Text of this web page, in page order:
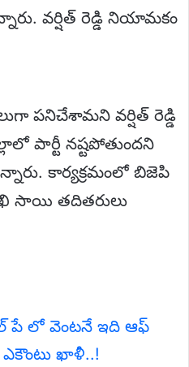
వర్షిత్ రెడ్డి నియామకం
పనిచేశామని వర్షిత్ రెడ్డి
పార్టీ నష్టపోతుందని
కార్యక్రమంలో బిజెపి
సాయి తదితరులు
పే లో వెంటనే ఇది ఆఫ్
ఖాళీ..!